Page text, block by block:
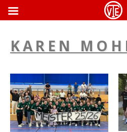
ApothekeGermany.com
KAREN